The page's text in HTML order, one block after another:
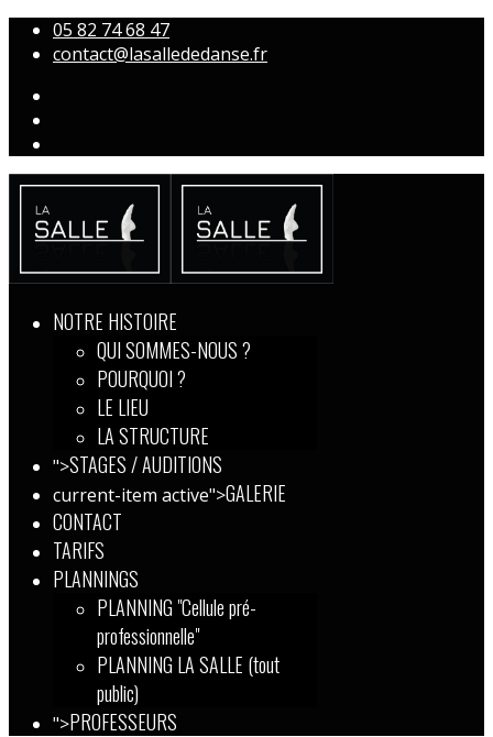
05 82 74 68 47
contact@lasallededanse.fr
NOTRE HISTOIRE
QUI SOMMES-NOUS ?
POURQUOI ?
LE LIEU
LA STRUCTURE
">STAGES / AUDITIONS
current-item active">GALERIE
CONTACT
TARIFS
PLANNINGS
PLANNING "Cellule pré-
professionnelle"
PLANNING LA SALLE (tout
public)
">PROFESSEURS